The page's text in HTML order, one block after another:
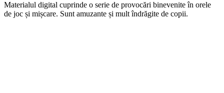
Materialul digital cuprinde o serie de provocări binevenite în orele
de joc și mișcare. Sunt amuzante și mult îndrăgite de copii.